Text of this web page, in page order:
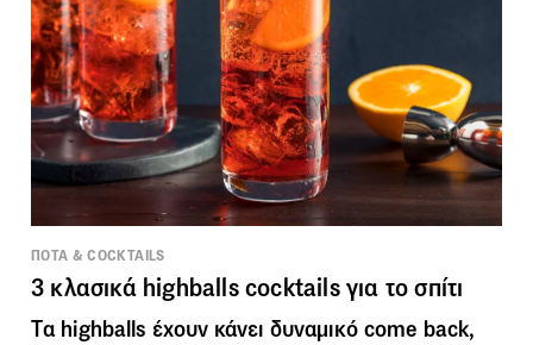
ΠΟΤΑ & COCKTAILS
3 κλασικά highballs cocktails για το σπίτι
Tα highballs έχουν κάνει δυναμικό come back,